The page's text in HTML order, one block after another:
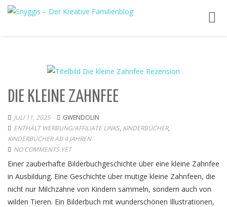
DIE KLEINE ZAHNFEE
JULI 11, 2025
GWENDOLIN
ENTHÄLT WERBUNG/AFFILIATE LINKS, KINDERBÜCHER,
KINDERBÜCHER AB 4 JAHREN
NO COMMENTS YET
Einer zauberhafte Bilderbuchgeschichte über eine kleine Zahnfee
in Ausbildung. Eine Geschichte über mutige kleine Zahnfeen, die
nicht nur Milchzähne von Kindern sammeln, sondern auch von
wilden Tieren. Ein Bilderbuch mit wunderschönen Illustrationen,